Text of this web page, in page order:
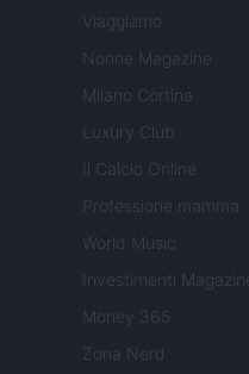
Viaggiamo
Nonne Magazine
Milano Cortina
Luxury Club
Il Calcio Online
Professione mamma
World Music
Investimenti Magazine
Money 365
Zona Nerd